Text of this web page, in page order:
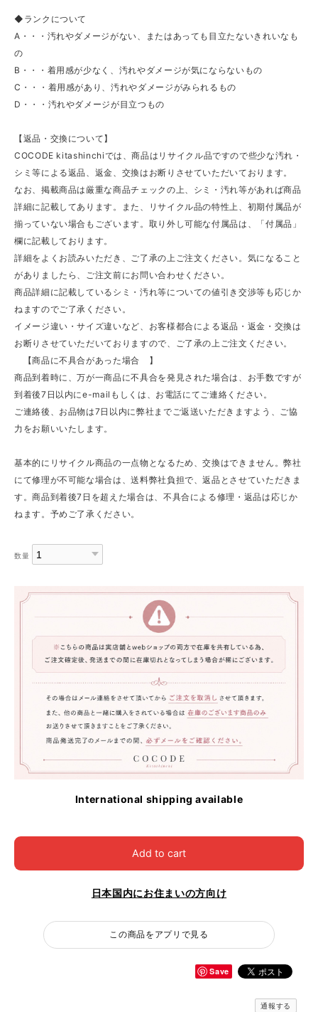
◆ランクについて
A・・・汚れやダメージがない、またはあっても目立たないきれいなも
の
B・・・着用感が少なく、汚れやダメージが気にならないもの
C・・・着用感があり、汚れやダメージがみられるもの
D・・・汚れやダメージが目立つもの
【返品・交換について】
COCODE kitashinchiでは、商品はリサイクル品ですので些少な汚れ・
シミ等による返品、返金、交換はお断りさせていただいております。
なお、掲載商品は厳重な商品チェックの上、シミ・汚れ等があれば商品
詳細に記載してあります。また、リサイクル品の特性上、初期付属品が
揃っていない場合もございます。取り外し可能な付属品は、「付属品」
欄に記載しております。
詳細をよくお読みいただき、ご了承の上ご注文ください。気になること
がありましたら、ご注文前にお問い合わせください。
商品詳細に記載しているシミ・汚れ等についての値引き交渉等も応じか
ねますのでご了承ください。
イメージ違い・サイズ違いなど、お客様都合による返品・返金・交換は
お断りさせていただいておりますので、ご了承の上ご注文ください。
【商品に不具合があった場合 】
商品到着時に、万が一商品に不具合を発見された場合は、お手数ですが
到着後7日以内にe-mailもしくは、お電話にてご連絡ください。
ご連絡後、お品物は7日以内に弊社までご返送いただきますよう、ご協
力をお願いいたします。
基本的にリサイクル商品の一点物となるため、交換はできません。弊社
にて修理が不可能な場合は、送料弊社負担で、返品とさせていただきま
す。商品到着後7日を超えた場合は、不具合による修理・返品は応じか
ねます。予めご了承ください。
数量
International shipping available
Add to cart
日本国内にお住まいの方向け
この商品をアプリで見る
Save
通報する